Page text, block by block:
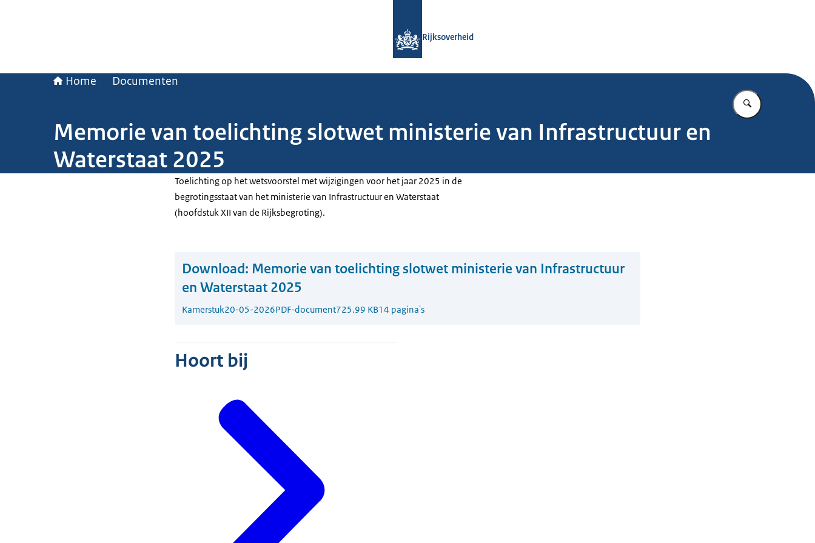
Rijksoverheid
Home Documenten
Vul in wat u
Memorie van toelichting slotwet ministerie van Infrastructuur en
Waterstaat 2025
Toelichting op het wetsvoorstel met wijzigingen voor het jaar 2025 in de
begrotingsstaat van het ministerie van Infrastructuur en Waterstaat
(hoofdstuk XII van de Rijksbegroting).
Download: Memorie van toelichting slotwet ministerie van Infrastructuur
en Waterstaat 2025
Kamerstuk20-05-2026PDF-document725.99 KB14 pagina's
Hoort bij